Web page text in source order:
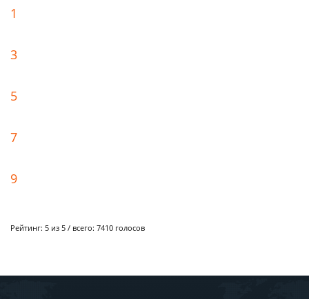
1
3
5
7
9
Рейтинг: 5 из 5 / всего: 7410 голосов